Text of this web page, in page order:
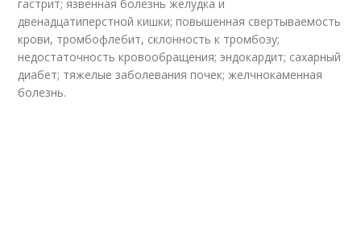
гастрит; язвенная болезнь желудка и
двенадцатиперстной кишки; повышенная свертываемость
крови, тромбофлебит, склонность к тромбозу;
недостаточность кровообращения; эндокардит; сахарный
диабет; тяжелые заболевания почек; желчнокаменная
болезнь.